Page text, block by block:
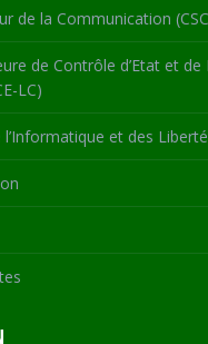
de la Communication
de Contrôle d’Etat et
LC)
et des